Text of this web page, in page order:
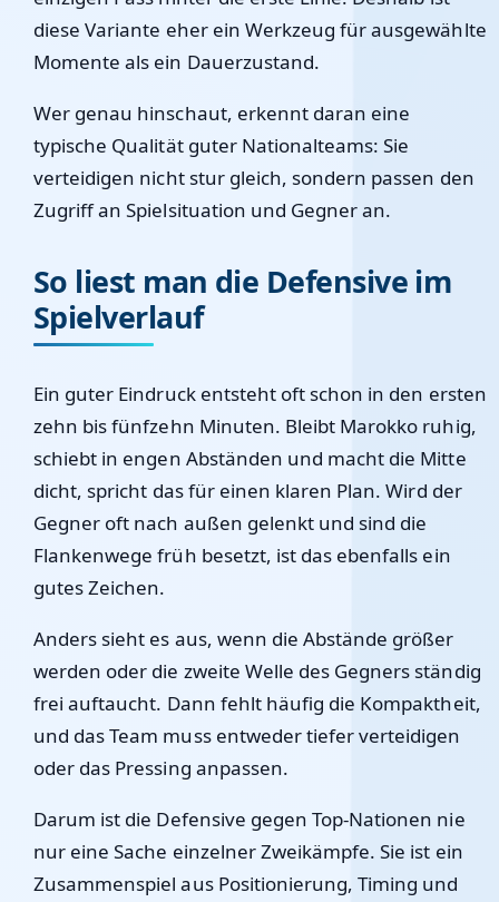
diese Variante eher ein Werkzeug für ausgewählte
Momente als ein Dauerzustand.
Wer genau hinschaut, erkennt daran eine
typische Qualität guter Nationalteams: Sie
verteidigen nicht stur gleich, sondern passen den
Zugriff an Spielsituation und Gegner an.
So liest man die Defensive im
Spielverlauf
Ein guter Eindruck entsteht oft schon in den ersten
zehn bis fünfzehn Minuten. Bleibt Marokko ruhig,
schiebt in engen Abständen und macht die Mitte
dicht, spricht das für einen klaren Plan. Wird der
Gegner oft nach außen gelenkt und sind die
Flankenwege früh besetzt, ist das ebenfalls ein
gutes Zeichen.
Anders sieht es aus, wenn die Abstände größer
werden oder die zweite Welle des Gegners ständig
frei auftaucht. Dann fehlt häufig die Kompaktheit,
und das Team muss entweder tiefer verteidigen
oder das Pressing anpassen.
Darum ist die Defensive gegen Top-Nationen nie
nur eine Sache einzelner Zweikämpfe. Sie ist ein
Zusammenspiel aus Positionierung, Timing und